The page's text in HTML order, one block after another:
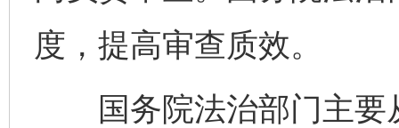
度，提高审查质效。
国务院法治部门主要